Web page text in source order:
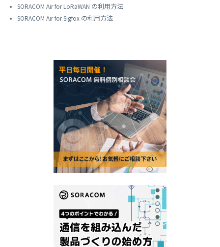
SORACOM Air for LoRaWAN の利用方法
SORACOM Air for Sigfox の利用方法